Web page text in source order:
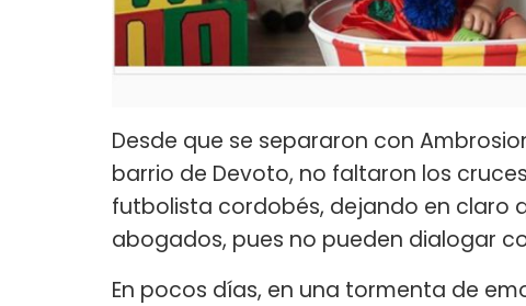
Desde que se separaron con
barrio de Devoto, no faltaron los
futbolista cordobés, dejando en claro
abogados, pues no pueden dialogar
En pocos días, en una tormenta de